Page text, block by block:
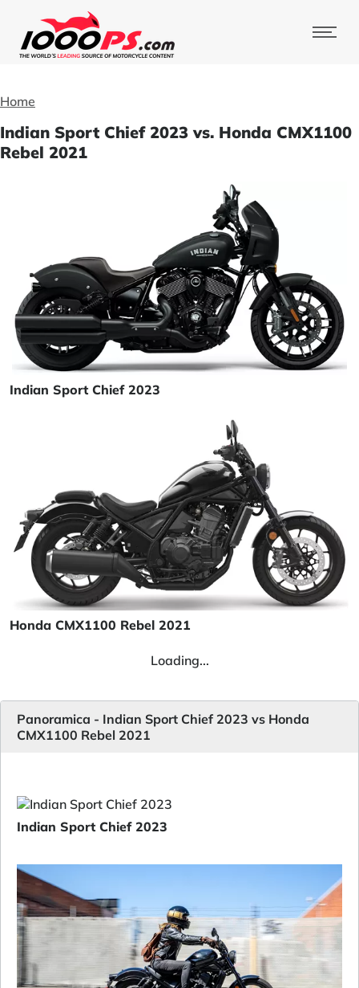
Home
Indian Sport Chief 2023 vs. Honda CMX1100
Rebel 2021
Indian Sport Chief 2023
Honda CMX1100 Rebel 2021
Loading...
Panoramica - Indian Sport Chief 2023 vs Honda
CMX1100 Rebel 2021
Indian Sport Chief 2023